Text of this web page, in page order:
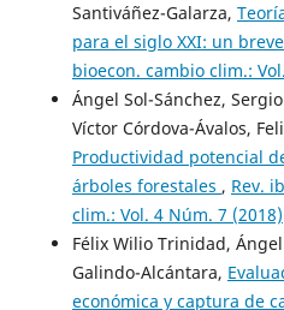
Santiváñez-Galarza,
para el siglo XXI: un
bioecon. cambio clim.:
Ángel Sol-Sánchez,
Víctor Córdova-Ávalos,
Productividad potencial
árboles forestales , Rev.
clim.: Vol. 4 Núm. 7 (2018)
Félix Wilio Trinidad,
Galindo-Alcántara,
económica y captura de